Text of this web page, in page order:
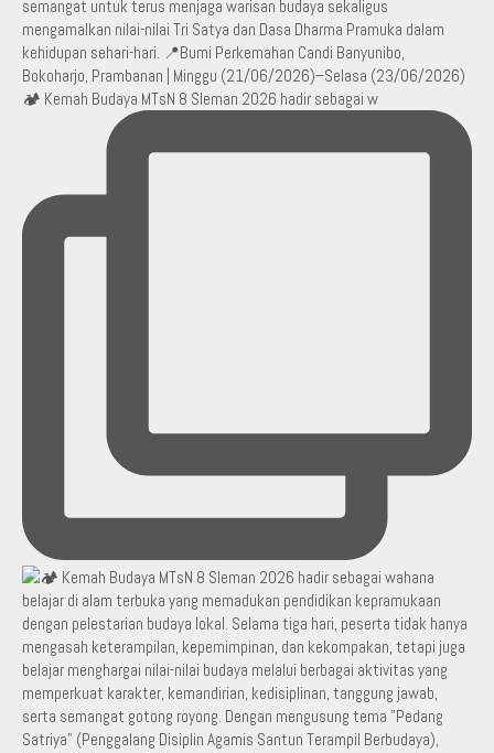
🏕️ Kemah Budaya MTsN 8 Sleman 2026 hadir sebagai w